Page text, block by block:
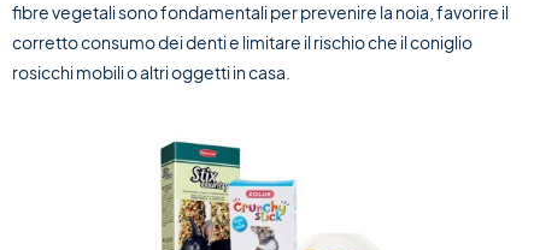
fibre vegetali sono fondamentali per prevenire la noia, favorire il
corretto consumo dei denti e limitare il rischio che il coniglio
rosicchi mobili o altri oggetti in casa.